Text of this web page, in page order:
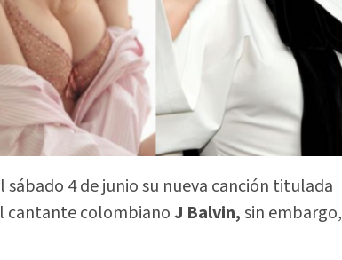
sábado 4 de junio su nueva canción titulada
cantante colombianoJ Balvin,sin embargo,